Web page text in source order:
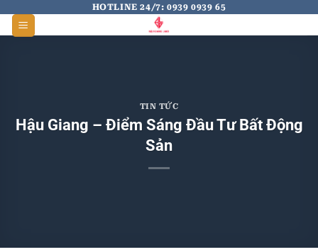
HOTLINE 24/7: 0939 0939 65
TIN TỨC
Hậu Giang – Điểm Sáng Đầu Tư Bất Động
Sản